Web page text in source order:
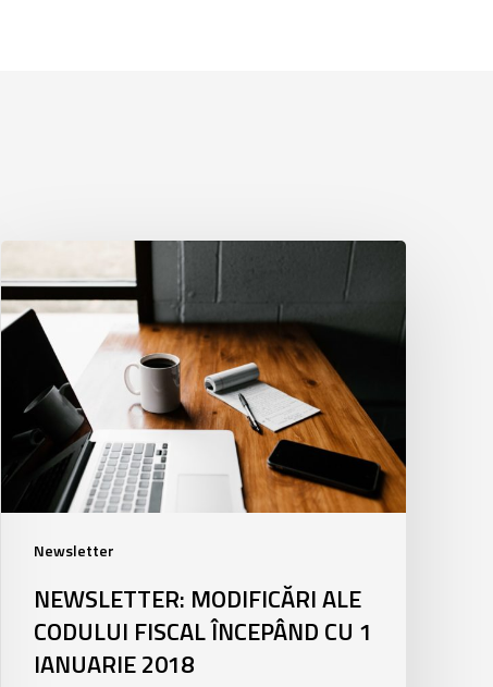
Newsletter
Newsletter:
Modificări
ale
Codului
începând
ianuarie
2018
NEWSLETTER: MODIFICĂRI ALE
CODULUI FISCAL ÎNCEPÂND CU 1
IANUARIE 2018